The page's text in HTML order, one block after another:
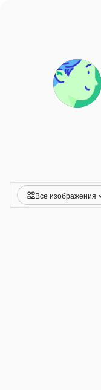
Все изображения